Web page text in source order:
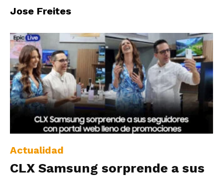
Jose Freites
Actualidad
CLX Samsung sorprende a sus